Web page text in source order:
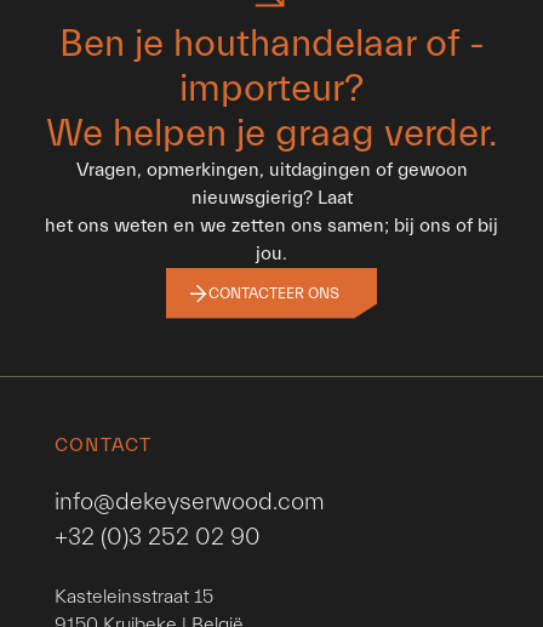
Ben je houthandelaar of -
importeur?
We helpen je graag verder.
Vragen, opmerkingen, uitdagingen of gewoon
nieuwsgierig? Laat
het ons weten en we zetten ons samen; bij ons of bij
jou.
CONTACTEER ONS
CONTACT
info@dekeyserwood.com
+32 (0)3 252 02 90
Kasteleinsstraat 15